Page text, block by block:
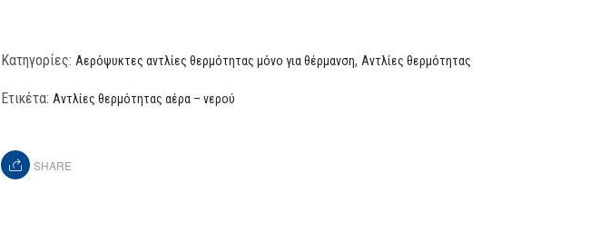
Κατηγορίες: Αερόψυκτες αντλίες θερμότητας μόνο για θέρμανση, Αντλίες θερμότητας
Ετικέτα: Αντλίες θερμότητας αέρα – νερού
SHARE